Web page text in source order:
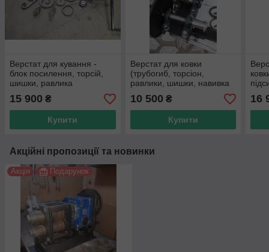
Верстат для кування -
блок посилення, торсій,
шишки, равлика
15 900 ₴
Купити
Верстат для ковки
(трубогиб, торсіон,
равлики, шишки, навивка
кіл)
10 500 ₴
Купити
16
Акційні пропозиції та новинки
Акція Подарунок